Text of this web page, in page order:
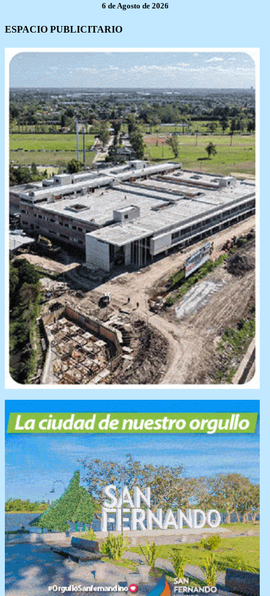
6 de Agosto de 2026
ESPACIO PUBLICITARIO